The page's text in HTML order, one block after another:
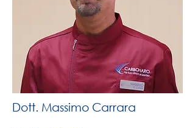
Dott. Massimo Carrara